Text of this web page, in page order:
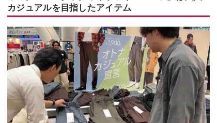
カジュアルを目指したアイテム